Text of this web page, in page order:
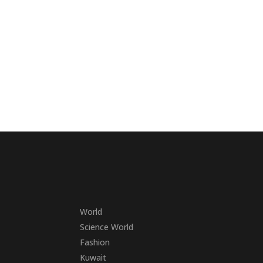
World
Science World
Fashion
Kuwait